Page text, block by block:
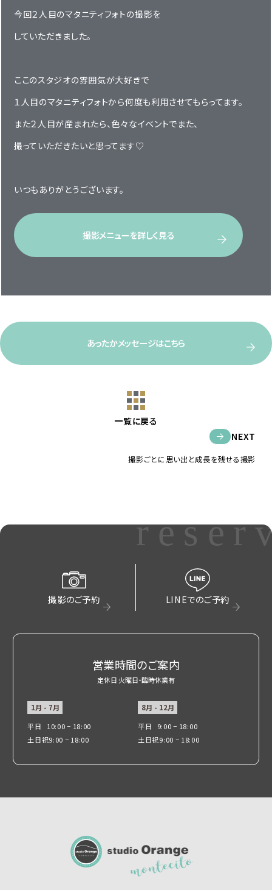
今回２人目のマタニティフォトの撮影を
していただきました。
ここのスタジオの雰囲気が大好きで
１人目のマタニティフォトから何度も利用させてもらってます。
また２人目が産まれたら、色々なイベントでまた、
撮っていただきたいと思ってます♡
いつもありがとうございます。
撮影メニューを詳しく見る
あったかメッセージはこちら
一覧に戻る
NEXT
撮影ごとに思い出と成長を残せる撮影
撮影のご予約 LINEでのご予約
営業時間のご案内
定休日 火曜日・臨時休業有
1月 - 7月
平日
10:00 − 18:00
土日祝9:00 − 18:00
8月 - 12月
平日
9:00 − 18:00
土日祝9:00 − 18:00